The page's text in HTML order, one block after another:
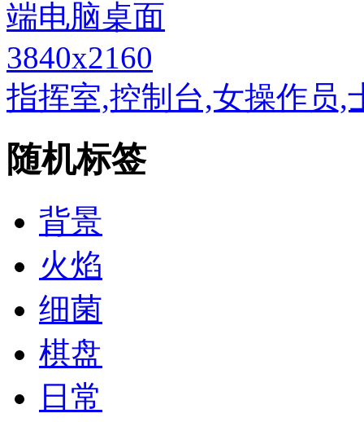
3840x2160
指挥室,控制台,女操作员,
随机标签
背景
火焰
细菌
棋盘
日常